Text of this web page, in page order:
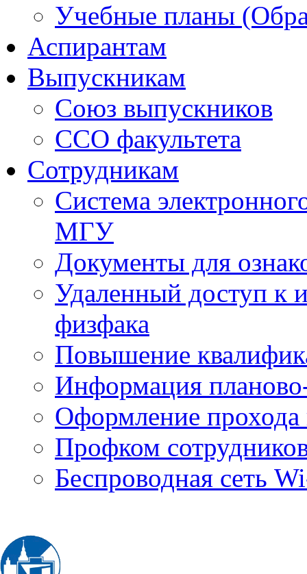
Учебные планы
Аспирантам
Выпускникам
Союз выпускников
ССО факультета
Сотрудникам
Система
МГУ
Документы для
Удаленный доступ к
физфака
Повышение
Информация
Оформление прохода
Профком
Беспроводная сеть